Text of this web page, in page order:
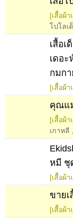
[เสื้อผ้า
โปโลเ
เสื้อ
เดอ
กมกา
[เสื้อผ้า
คุณแ
[เสื้อผ้า
เกาหลี
หมี ชุ
[เสื้อผ้า
ขายเ
[เสื้อผ้า